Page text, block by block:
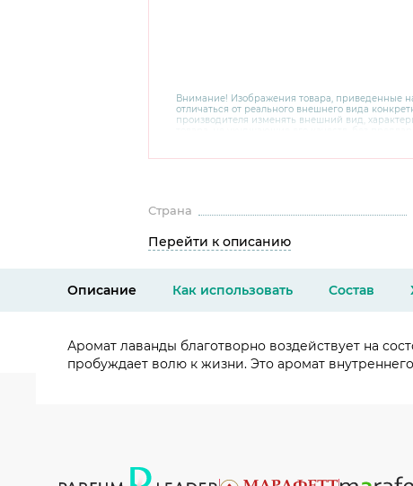
Внимание! Изображения товара, приведенные
отличаться от реального внешнего вида
производителя изменять внешний вид,
консультантов по номеру 8 800 200 78 80.
Страна
Перейти к описанию
Описание Как использовать Состав
Аромат лаванды благотворно воздействует на
пробуждает волю к жизни. Это аромат